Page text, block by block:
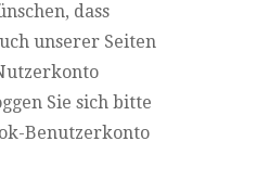
dass
unserer Seiten
Sie sich bitte
Benutzerkonto